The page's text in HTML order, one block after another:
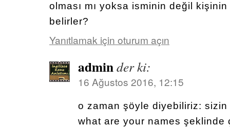
olması mı yoksa isminin değil
belirler?
Yanıtlamak için oturum açın
adminder ki:
16 Ağustos 2016, 12:15
o zaman şöyle diyebiliriz: sizin
what are your names şeklinde